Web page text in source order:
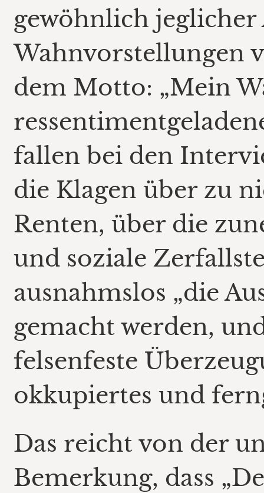
gewöhnlich
Wahnvorstellungen
dem Motto: „Mein
fallen bei den
die Klagen über zu
Renten, über die
und soziale
ausnahmslos „die
gemacht werden,
felsenfeste
okkupiertes und
Das reicht von der
Bemerkung, dass